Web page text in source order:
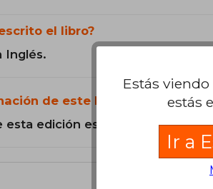
el libro?
Inglés.
de este libro?
esta edición es Tapa Blanda.
Estás viendo
estás
Ir a